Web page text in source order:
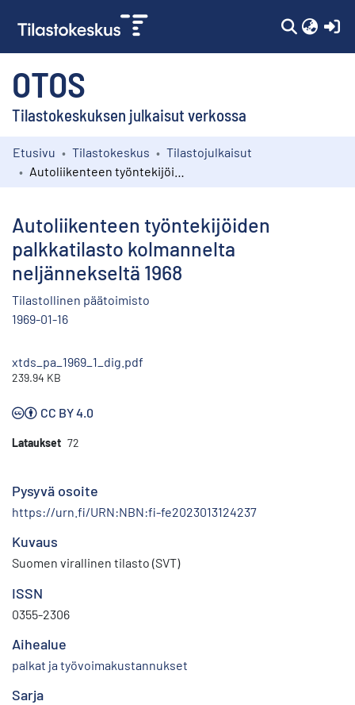
OTOS
Tilastokeskuksen julkaisut verkossa
Kokoelmat
Etusivu Tilastokeskus
Tilastojulkaisut
Autoliikenteen työntekijöiden
palkkatilasto kolmannelta
neljännekseltä 1968
Tilastollinen päätoimisto
1969-01-16
xtds_pa_1969_1_dig.pdf
239.94 KB
CC BY 4.0
Lataukset 72
Pysyvä osoite
https://urn.fi/URN:NBN:fi-fe2023013124237
Kuvaus
Suomen virallinen tilasto (SVT)
ISSN
0355-2306
Aihealue
palkat ja työvoimakustannukset
Sarja